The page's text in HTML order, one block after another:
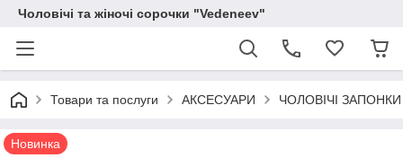
Чоловічі та жіночі сорочки "Vedeneev"
Товари та послуги АКСЕСУАРИ ЧОЛОВІЧІ ЗАПОНКИ
Новинка